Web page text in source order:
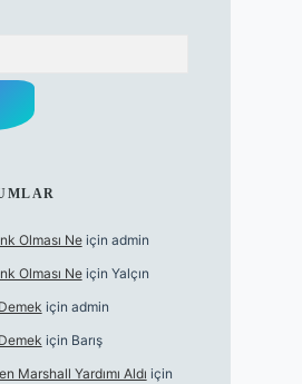
Olması Neiçin admin
Olması Neiçin Yalçın
için admin
için Barış
Marshall Yardımı Aldı için